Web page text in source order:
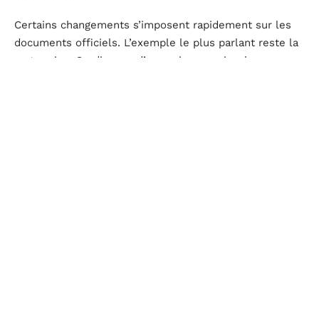
Certains changements s’imposent rapidement sur les
documents officiels. L’exemple le plus parlant reste la
carte grise. On dispose d’un mois pour signaler une